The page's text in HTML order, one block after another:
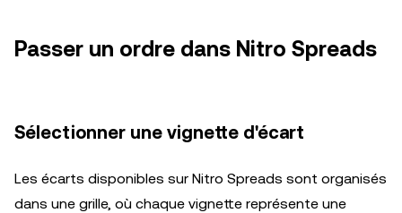
Passer un ordre dans Nitro Spreads
Sélectionner une vignette d'écart
Les écarts disponibles sur Nitro Spreads sont organisés
dans une grille, où chaque vignette représente une